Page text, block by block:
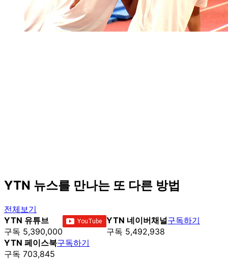
YTN 뉴스를 만나는 또 다른 방법
전체보기
YTN 유튜브
구독 5,390,000
YTN 네이버채널
구독 5,492,938
구독하기
YTN 페이스북
구독 703,845
구독하기